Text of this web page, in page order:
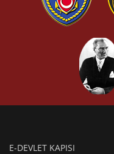
E-DEVLET KAPISI